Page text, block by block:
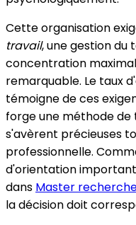
Cette organisation
travail, une gestion du
concentration
remarquable. Le taux
témoigne de ces
forge une méthode
s'avèrent précieuses
professionnelle.
d'orientation
dans Master
la décision doit